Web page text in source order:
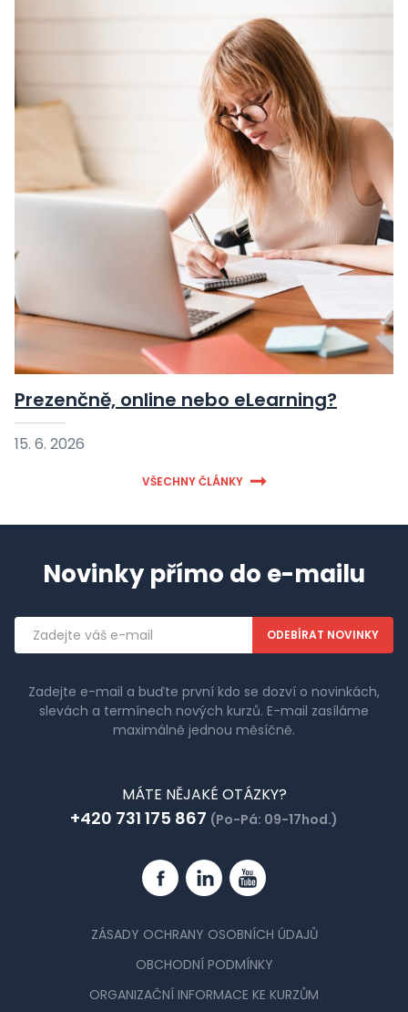
Prezenčně, online nebo eLearning?
15. 6. 2026
VŠECHNY ČLÁNKY
Novinky přímo do e-mailu
Emailová
adresa
Zadejte e-mail a buďte první kdo se dozví o novinkách,
slevách a termínech nových kurzů. E-mail zasíláme
maximálně jednou měsíčně.
MÁTE NĚJAKÉ OTÁZKY?
+420 731 175 867 (Po-Pá: 09-17hod.)
FacebookLinkedinYouTube
ZÁSADY OCHRANY OSOBNÍCH ÚDAJŮ
OBCHODNÍ PODMÍNKY
ORGANIZAČNÍ INFORMACE KE KURZŮM